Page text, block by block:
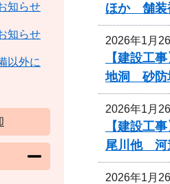
ほか 舗装
2026年1月
【建設工
地洞 砂防
2026年1月
【建設工
尾川他 河
2026年1月
知らせ
知らせ
以外に